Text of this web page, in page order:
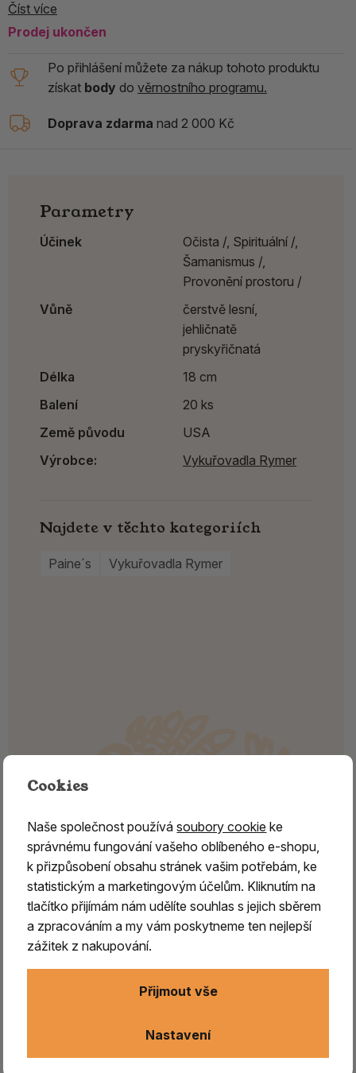
Číst více
Prodej ukončen
Po přihlášení můžete za nákup tohoto produktu
získat body do věrnostního programu.
Doprava zdarma nad 2 000 Kč
Vonné tyčinky - Paine´s/ MODRÝ
SMRK
od roku 1931 ve státě Maine v USA.
Parametry
Účinek Očista /, Spirituální /,
Šamanismus /,
Provonění prostoru /
Vůně
čerstvě lesní,
jehličnatě
pryskyřičnatá
Délka
18 cm
Balení
20 ks
Země původu
USA
Výrobce:
Vykuřovadla Rymer
Najdete v těchto kategoriích
Paine´s Vykuřovadla Rymer
Cookies
Naše společnost používásoubory cookie ke
správnému fungování vašeho oblíbeného e-shopu,
k přizpůsobení obsahu stránek vašim potřebám, ke
statistickým a marketingovým účelům. Kliknutím na
tlačítko přijímám nám udělíte souhlas s jejich sběrem
a zpracováním a my vám poskytneme ten nejlepší
zážitek z nakupování.
Nastavení
Přijmout vše